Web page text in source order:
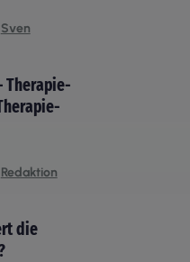
Sven
Therapie-
Redaktion
die